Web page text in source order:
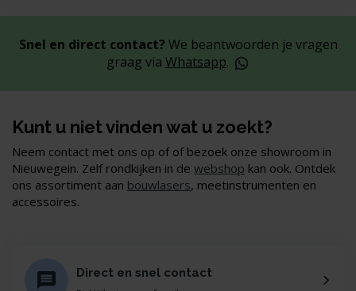
Snel en direct contact? We beantwoorden je vragen
graag via Whatsapp.
Kunt u niet vinden wat u zoekt?
Neem contact met ons op of of bezoek onze showroom in
Nieuwegein. Zelf rondkijken in de webshop kan ook. Ontdek
ons assortiment aan bouwlasers, meetinstrumenten en
accessoires.
Direct en snel contact